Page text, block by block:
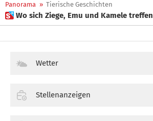
Panorama » Tierische Geschichten
 Wo sich Ziege, Emu und Kamele treffen
Wetter
Stellenanzeigen